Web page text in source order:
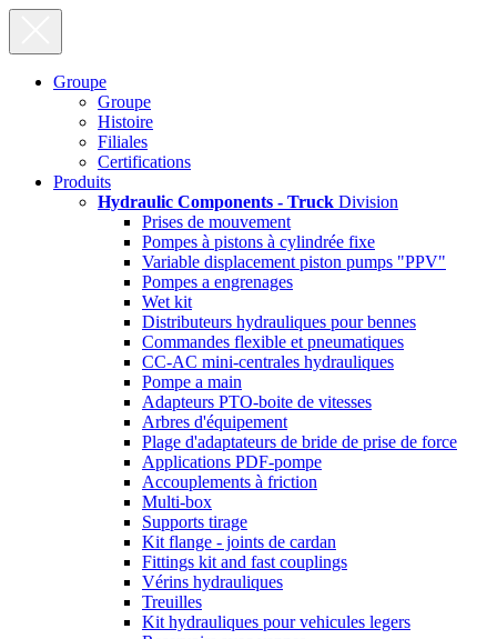
Groupe
Groupe
Histoire
Filiales
Certifications
Produits
Hydraulic Components - Truck Division
Prises de mouvement
Pompes à pistons à cylindrée fixe
Variable displacement piston pumps "PPV"
Pompes a engrenages
Wet kit
Distributeurs hydrauliques pour bennes
Commandes flexible et pneumatiques
CC-AC mini-centrales hydrauliques
Pompe a main
Adapteurs PTO-boite de vitesses
Arbres d'équipement
Plage d'adaptateurs de bride de prise de force
Applications PDF-pompe
Accouplements à friction
Multi-box
Supports tirage
Kit flange - joints de cardan
Fittings kit and fast couplings
Vérins hydrauliques
Treuilles
Kit hydrauliques pour vehicules legers